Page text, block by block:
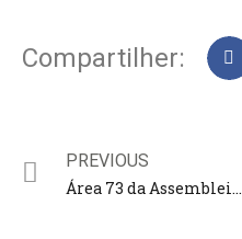
Compartilher:
PREVIOUS
Área 73 da Assembleia de Deus promove evento em comemoração ao seu 24º aniversário, no João Paulo II